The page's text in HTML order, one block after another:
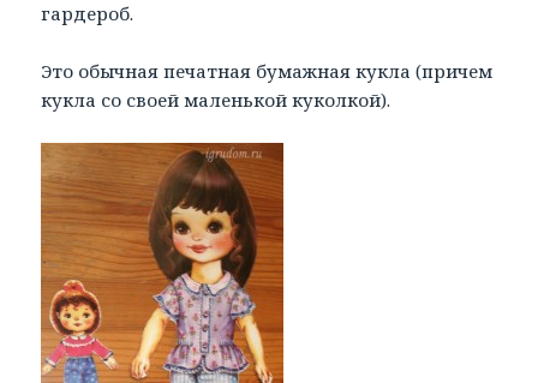
гардероб.
Это обычная печатная бумажная кукла (причем
кукла со своей маленькой куколкой).